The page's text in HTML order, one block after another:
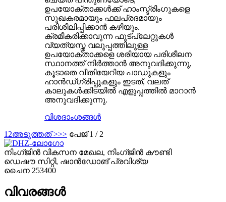
ഉപയോക്താക്കൾക്ക് ഹാംസ്ട്രിംഗുകളെ
സുഖകരമായും ഫലപ്രദമായും
പരിശീലിപ്പിക്കാൻ കഴിയും.
ക്രമീകരിക്കാവുന്ന ഫുട്‌പ്ലേറ്റുകൾ
വ്യത്യസ്ത വലുപ്പത്തിലുള്ള
ഉപയോക്താക്കളെ ശരിയായ പരിശീലന
സ്ഥാനത്ത് നിർത്താൻ അനുവദിക്കുന്നു,
കൂടാതെ വീതിയേറിയ പാഡുകളും
ഹാൻഡ്‌ഗ്രിപ്പുകളും ഇടത്, വലത്
കാലുകൾക്കിടയിൽ എളുപ്പത്തിൽ മാറാൻ
അനുവദിക്കുന്നു.
വിശദാംശങ്ങൾ
1 2അടുത്തത് >>> പേജ് 1 / 2
നിംഗ്ജിൻ വികസന മേഖല, നിംഗ്ജിൻ കൗണ്ടി
ഡെഷൗ സിറ്റി, ഷാൻഡോങ് പ്രവിശ്യ
ചൈന 253400
വിവരങ്ങൾ